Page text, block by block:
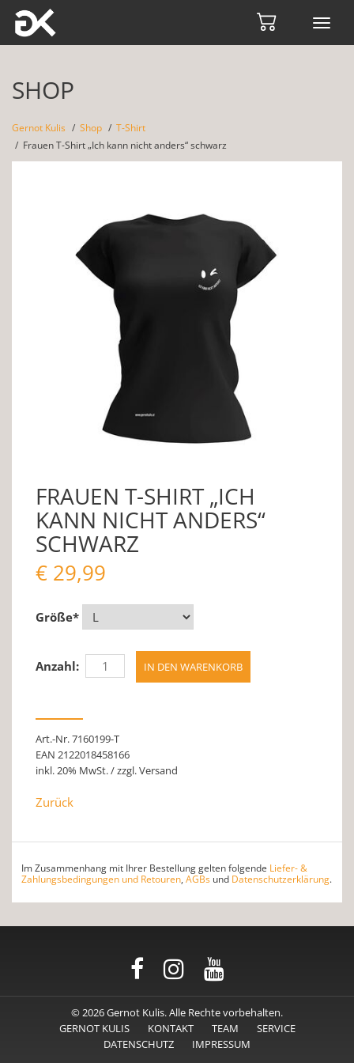
SHOP
Gernot Kulis Shop
T-Shirt
Frauen T-Shirt „Ich kann nicht anders“ schwarz
FRAUEN T-SHIRT „ICH
KANN NICHT ANDERS“
SCHWARZ
€ 29,99
Größe*
Anzahl:
Art.-Nr. 7160199-T
EAN 2122018458166
inkl. 20% MwSt. / zzgl. Versand
Zurück
Im Zusammenhang mit Ihrer Bestellung gelten folgende Liefer- &
Zahlungsbedingungen und Retouren, AGBs und Datenschutzerklärung.
© 2026 Gernot Kulis. Alle Rechte vorbehalten.
GERNOT KULIS
KONTAKT TEAM
SERVICE
DATENSCHUTZ
IMPRESSUM